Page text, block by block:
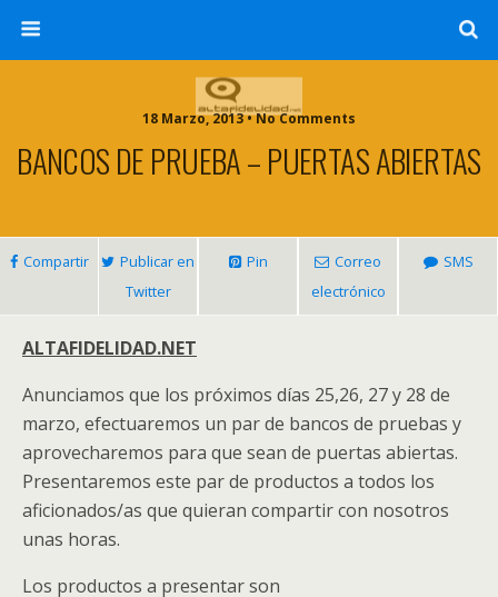
18 Marzo, 2013 • No Comments
BANCOS DE PRUEBA – PUERTAS ABIERTAS
Compartir
Publicar en
Twitter
Pin
Correo
electrónico
SMS
ALTAFIDELIDAD.NET
Anunciamos que los próximos días 25,26, 27 y 28 de
marzo, efectuaremos un par de bancos de pruebas y
aprovecharemos para que sean de puertas abiertas.
Presentaremos este par de productos a todos los
aficionados/as que quieran compartir con nosotros
unas horas.
Los productos a presentar son